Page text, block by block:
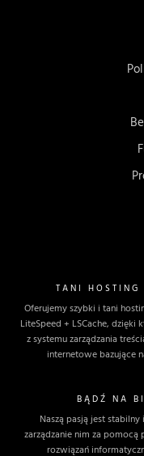
TANI
Oferujemy szybki i tani
LiteSpeed + LSCache,
z systemu zarządzania
internetowe bazujące
BĄDŹ NA
Naszą pasją jest
zarządzanie nim za pomocą
rozwiązań